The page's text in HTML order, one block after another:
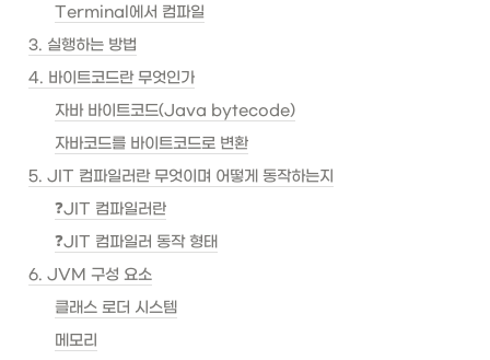
Terminal에서 컴파일
3. 실행하는 방법
4. 바이트코드란 무엇인가
자바 바이트코드(Java bytecode)
자바코드를 바이트코드로 변환
5. JIT 컴파일러란 무엇이며 어떻게 동작하는지
❓JIT 컴파일러란
❓JIT 컴파일러 동작 형태
6. JVM 구성 요소
클래스 로더 시스템
메모리